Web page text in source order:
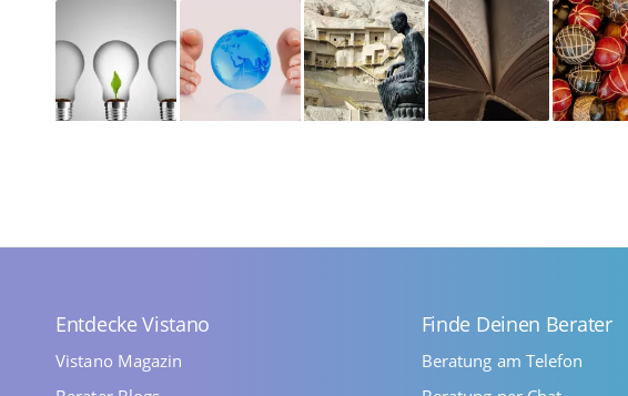
Entdecke Vistano
Vistano Magazin
Finde Deinen Berater
Beratung am Telefon